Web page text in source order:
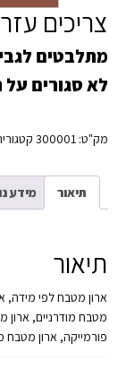
צריכים
מתלבטים
לא סגורים
מק"ט: 300001
תיאור מידע
תיאור
ארון מטבח לפי
מטבח מודרניים, ארון
פורמייקה, ארון